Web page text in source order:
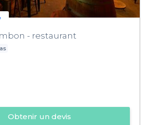
- restaurant
Obtenir un devis